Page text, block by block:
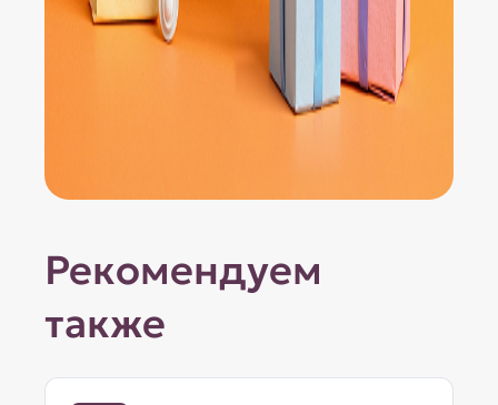
Рекомендуем
также